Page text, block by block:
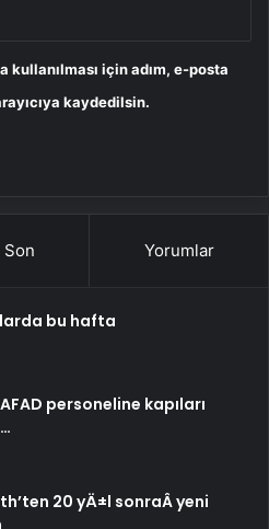
kullanılması için adım, e-posta
kaydedilsin.
Son Yorumlar
bu hafta
personeline kapıları
20 yÄ±l sonraÂ yeni